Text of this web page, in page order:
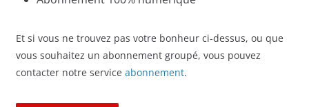
Et si vous ne trouvez pas votre bonheur ci-dessus, ou que
vous souhaitez un abonnement groupé, vous pouvez
contacter notre service abonnement.